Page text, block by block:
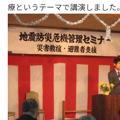
療というテーマで講演しました。